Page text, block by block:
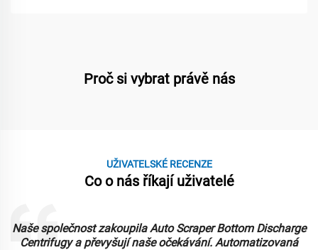
Proč si vybrat právě nás
UŽIVATELSKÉ RECENZE
Co o nás říkají uživatelé
Naše společnost zakoupila Auto Scraper Bottom Discharge
Centrifugy a převyšují naše očekávání. Automatizovaná